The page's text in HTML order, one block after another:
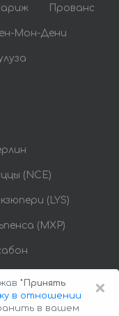
Прованс
Мон-Дени
(NCE)
(LYS)
(MXP)
×
"Принять
в отношении
в вашем